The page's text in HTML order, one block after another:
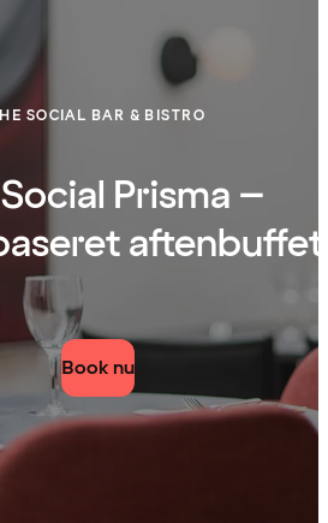
SOCIAL BAR & BISTRO
Prisma –
aftenbuffet
Book nu